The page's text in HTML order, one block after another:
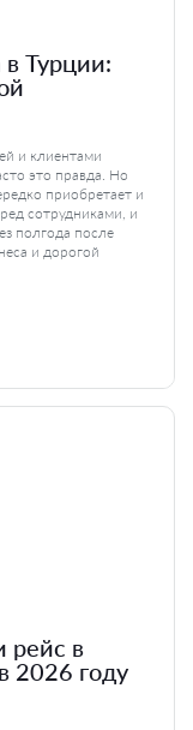
в Турции:
и клиентами
это правда. Но
приобретает и
сотрудниками, и
полгода после
и дорогой
рейс в
2026 году